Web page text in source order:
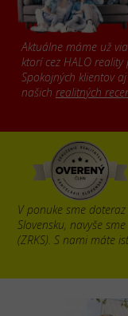
Aktuálne máme už
ktorí cez HALO
Spokojných klientov
našich realitných
V ponuke sme
Slovensku, navyše
(ZRKS). S nami máte